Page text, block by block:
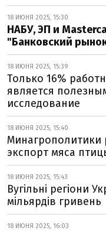
18 ИЮНЯ 2025, 15:30
НАБУ, ЭП и
"Банковский
18 ИЮНЯ 2025, 15:39
Только 16%
является
исследование
18 ИЮНЯ 2025, 15:40
Минагрополитики
экспорт мяса
18 ИЮНЯ 2025, 15:43
Вугільні регіони
мільярдів гривень
18 ИЮНЯ 2025, 16:03